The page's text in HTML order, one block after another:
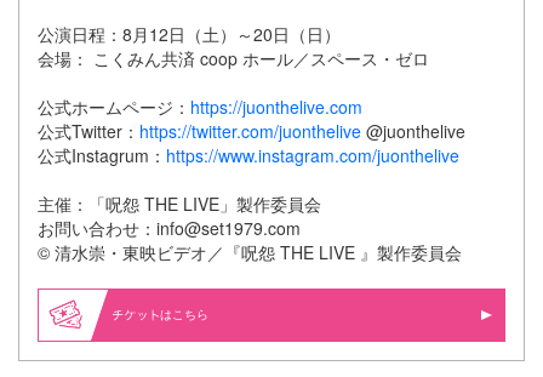
公演日程：8月12日（土）～20日（日）
会場： こくみん共済 coop ホール／スペース・ゼロ
公式ホームページ： https://juonthelive.com
公式Twitter： https://twitter.com/juonthelive @juonthelive
公式Instagrum： https://www.instagram.com/juonthelive
主催：「呪怨 THE LIVE」製作委員会
お問い合わせ：info@set1979.com
© 清水崇・東映ビデオ／『呪怨 THE LIVE 』製作委員会
はこちら